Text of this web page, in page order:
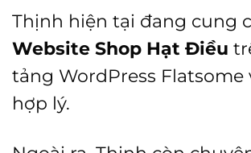
Thịnh hiện tại đang cung
Website Shop Hạt Điều
tảng WordPress Flatsome
hợp lý.